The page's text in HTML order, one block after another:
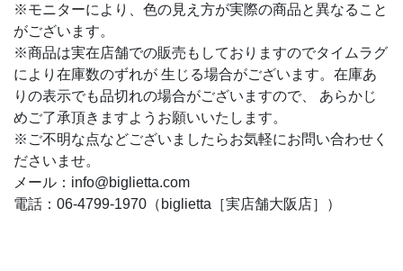
※モニターにより、色の見え方が実際の商品と異なること
がございます。
※商品は実在店舗での販売もしておりますのでタイムラグ
により在庫数のずれが 生じる場合がございます。在庫あ
りの表示でも品切れの場合がございますので、 あらかじ
めご了承頂きますようお願いいたします。
※ご不明な点などございましたらお気軽にお問い合わせく
ださいませ。
メール：info@biglietta.com
電話：06-4799-1970（biglietta［実店舗大阪店］）